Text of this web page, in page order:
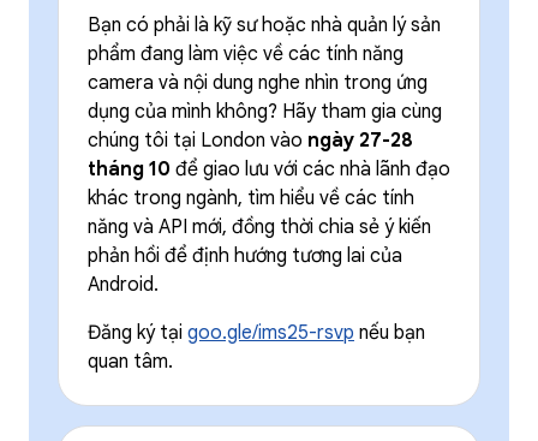
Bạn có phải là kỹ sư hoặc nhà quản lý sản
phẩm đang làm việc về các tính năng
camera và nội dung nghe nhìn trong ứng
dụng của mình không? Hãy tham gia cùng
chúng tôi tại London vào ngày 27-28
tháng 10 để giao lưu với các nhà lãnh đạo
khác trong ngành, tìm hiểu về các tính
năng và API mới, đồng thời chia sẻ ý kiến
phản hồi để định hướng tương lai của
Android.
Đăng ký tại goo.gle/ims25-rsvp nếu bạn
quan tâm.